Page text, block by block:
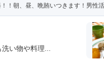
！朝、昼、晩賄いつきます！男性
い物や料理...